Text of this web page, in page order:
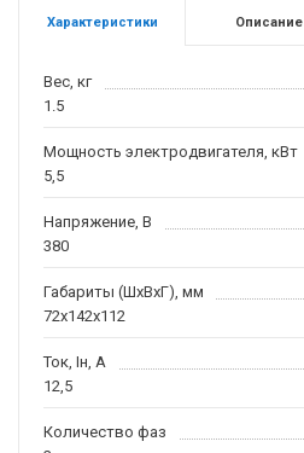
Характеристики Описание
Вес, кг
1.5
Мощность электродвигателя, кВт
5,5
Напряжение, В
380
Габариты (ШхВхГ), мм
72x142x112
Ток, Iн, А
12,5
Количество фаз